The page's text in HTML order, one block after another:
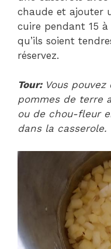
chaude et ajouter
cuire pendant 15 à
qu’ils soient
réservez.
Tour:Vous pouvez
pommes de terre
ou de chou-fleur
dans la casserole.